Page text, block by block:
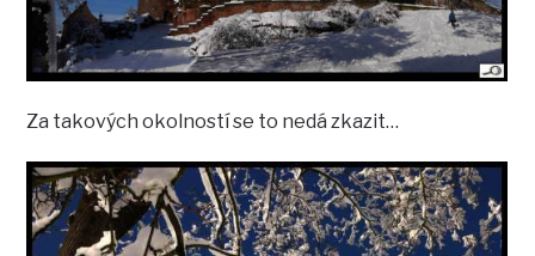
Za takových okolností se to nedá zkazit…